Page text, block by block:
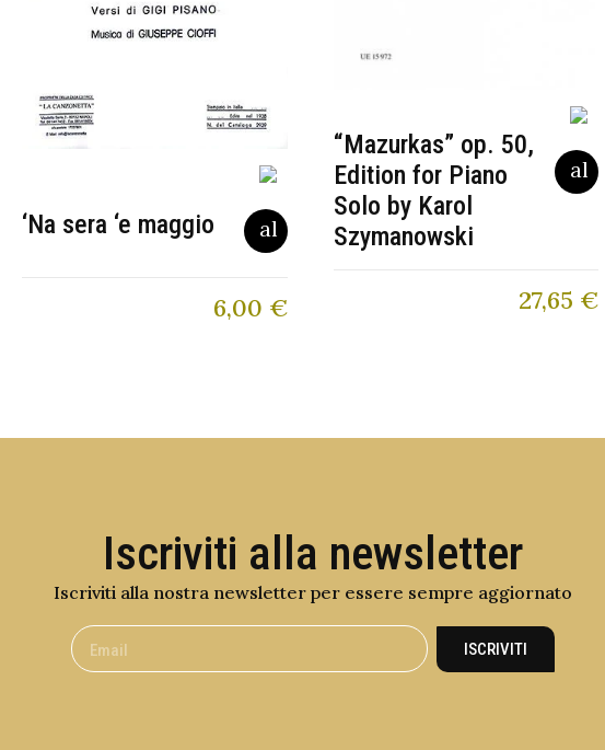
‘Na sera ‘e maggio
6,00 €
“Mazurkas” op. 50,
Edition for Piano
Solo by Karol
Szymanowski
27,65 €
Iscriviti alla newsletter
Iscriviti alla nostra newsletter per essere sempre aggiornato
ISCRIVITI